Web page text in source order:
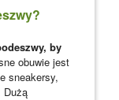
by
obuwie jest
sneakersy,
Dużą